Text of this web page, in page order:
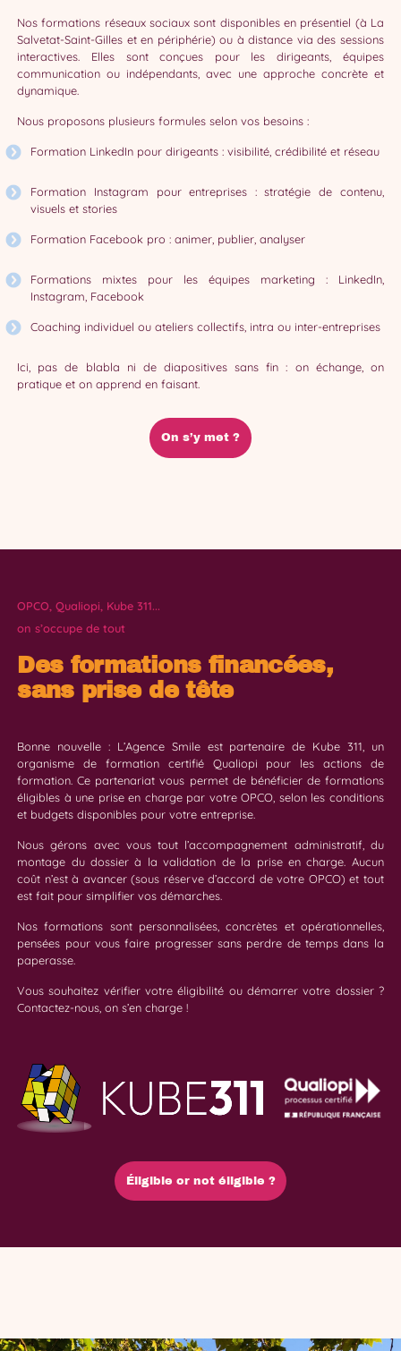
Nos formations réseaux sociaux sont disponibles en présentiel (à La
Salvetat-Saint-Gilles et en périphérie) ou à distance via des sessions
interactives. Elles sont conçues pour les dirigeants, équipes
communication ou indépendants, avec une approche concrète et
dynamique.
Nous proposons plusieurs formules selon vos besoins :
Formation LinkedIn pour dirigeants : visibilité, crédibilité et réseau
Formation Instagram pour entreprises : stratégie de contenu,
visuels et stories
Formation Facebook pro : animer, publier, analyser
Formations mixtes pour les équipes marketing : LinkedIn,
Instagram, Facebook
Coaching individuel ou ateliers collectifs, intra ou inter-entreprises
Ici, pas de blabla ni de diapositives sans fin : on échange, on
pratique et on apprend en faisant.
On s’y met ?
OPCO, Qualiopi, Kube 311...
on s’occupe de tout
Des formations financées,
sans prise de tête
Bonne nouvelle : L’Agence Smile est partenaire de Kube 311, un
organisme de formation certifié Qualiopi pour les actions de
formation. Ce partenariat vous permet de bénéficier de formations
éligibles à une prise en charge par votre OPCO, selon les conditions
et budgets disponibles pour votre entreprise.
Nous gérons avec vous tout l’accompagnement administratif, du
montage du dossier à la validation de la prise en charge. Aucun
coût n’est à avancer (sous réserve d’accord de votre OPCO) et tout
est fait pour simplifier vos démarches.
Nos formations sont personnalisées, concrètes et opérationnelles,
pensées pour vous faire progresser sans perdre de temps dans la
paperasse.
Vous souhaitez vérifier votre éligibilité ou démarrer votre dossier ?
Contactez-nous, on s’en charge !
Éligible or not éligible ?